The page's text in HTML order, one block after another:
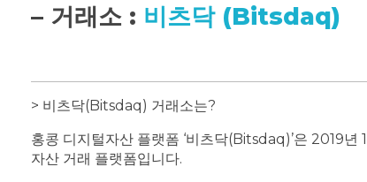
– 거래소 : 비츠닥 (Bitsdaq)
> 비츠닥(Bitsdaq) 거래소는?
홍콩 디지털자산 플랫폼 ‘비츠닥(Bitsdaq)’은 2019
자산 거래 플랫폼입니다.